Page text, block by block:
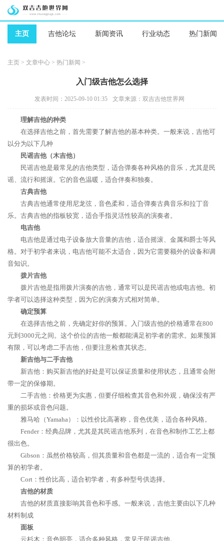
主页 吉他论坛 新闻资讯 行业动态 热门新闻
主页 > 文章中心 > 热门新闻 >
入门级吉他怎么选择
发表时间：2025-09-10 01:35 文章来源：双吉吉他世界网
理解吉他的种类
在选择吉他之前，首先需要了解吉他的基本种类。一般来说，吉他可
以分为以下几种
民谣吉他（木吉他）
民谣吉他是最常见的吉他类型，适合弹奏各种风格的音乐，尤其是民
谣、流行和摇滚。它的音色温暖，适合伴奏和独奏。
古典吉他
古典吉他通常使用尼龙弦，音色柔和，适合弹奏古典音乐和拉丁音
乐。古典吉他的指板较宽，适合手指灵活性较高的演奏者。
电吉他
电吉他是通过电子设备放大音量的吉他，适合摇滚、金属和爵士等风
格。对于初学者来说，电吉他可能不太适合，因为它需要额外的设备和调
音知识。
拨片吉他
拨片吉他是指用拨片演奏的吉他，通常可以是民谣吉他或电吉他。初
学者可以选择这种类型，因为它的演奏方式相对简单。
确定预算
在选择吉他之前，先确定好你的预算。入门级吉他的价格通常在800
元到3000元之间。这个价位的吉他一般都能满足初学者的需求。如果预算
有限，可以考虑二手吉他，但要注意检查其状态。
新吉他与二手吉他
新吉他：购买新吉他的好处是可以保证质量和使用状态，且通常会附
带一定的保修期。
二手吉他：价格更为实惠，但要仔细检查其音色和外观，确保没有严
重的损坏或音色问题。
雅马哈（Yamaha）：以性价比高著称，音色优美，适合各种风格。
Fender：经典品牌，尤其是其民谣吉他系列，在音色和制作工艺上都
很出色。
Gibson：虽然价格较高，但其质量和音色都是一流的，适合有一定预
算的初学者。
Cort：性价比高，适合初学者，有多种型号供选择。
吉他的材质
吉他的材质直接影响其音色和手感。一般来说，吉他主要由以下几种
材料制成
面板
云杉木：音色明亮，适合多种风格，常见于民谣吉他。